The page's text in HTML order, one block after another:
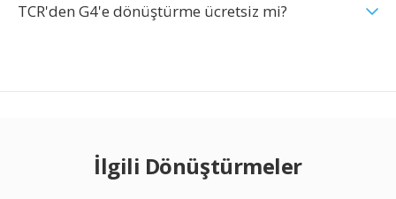
TCR'den G4'e dönüştürme ücretsiz mi?
İlgili Dönüştürmeler